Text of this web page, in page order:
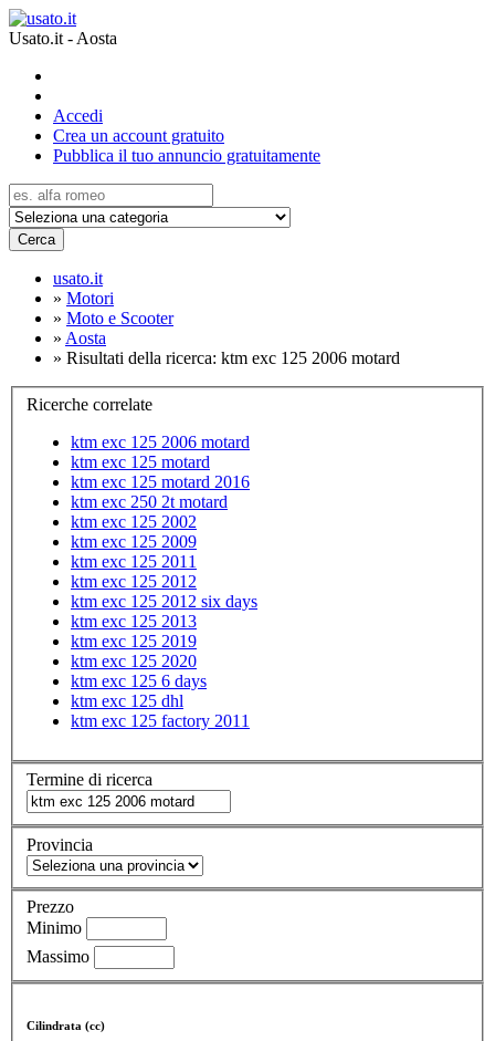
Usato.it - Aosta
Accedi
Crea un account gratuito
Pubblica il tuo annuncio gratuitamente
Cerca
usato.it
» Motori
» Moto e Scooter
» Aosta
» Risultati della ricerca: ktm exc 125 2006 motard
Ricerche correlate
ktm exc 125 2006 motard
ktm exc 125 motard
ktm exc 125 motard 2016
ktm exc 250 2t motard
ktm exc 125 2002
ktm exc 125 2009
ktm exc 125 2011
ktm exc 125 2012
ktm exc 125 2012 six days
ktm exc 125 2013
ktm exc 125 2019
ktm exc 125 2020
ktm exc 125 6 days
ktm exc 125 dhl
ktm exc 125 factory 2011
Termine di ricerca
Provincia
Prezzo
Minimo
Massimo
Cilindrata (cc)